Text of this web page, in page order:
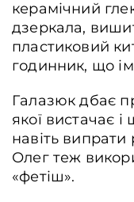
керамічний
дзеркала,
пластиковий
годинник, що
Галазюк дбає
якої вистачає
навіть
Олег теж
«фетіш».